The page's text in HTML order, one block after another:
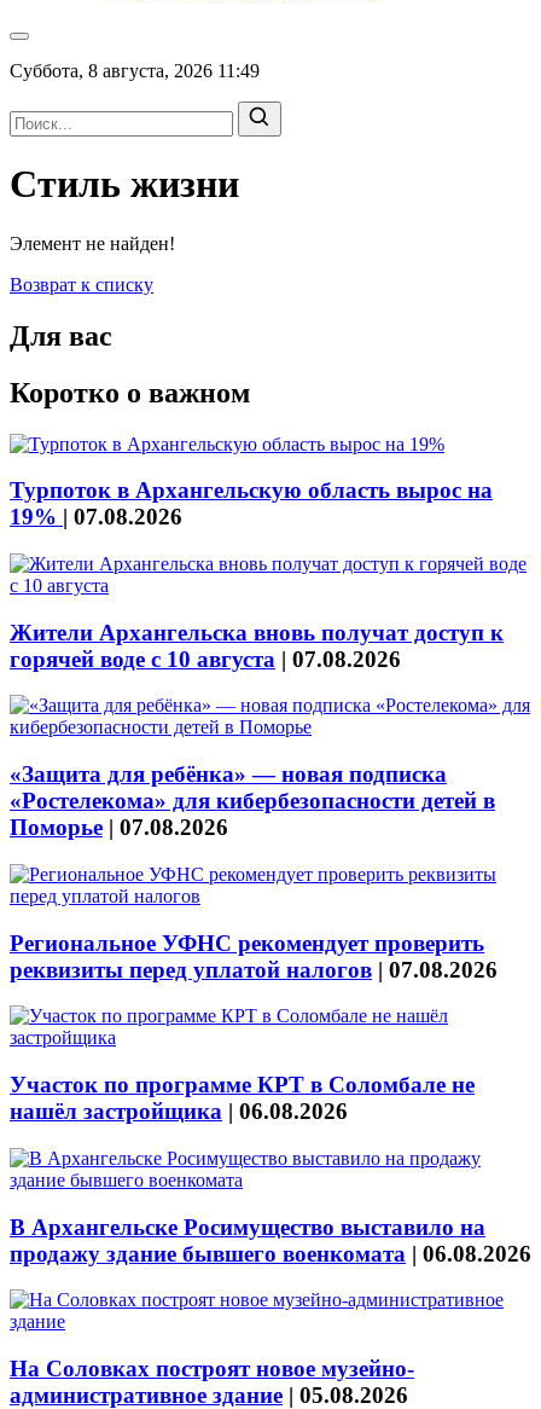
Суббота, 8 августа, 2026 11:49
Стиль жизни
Элемент не найден!
Возврат к списку
Для вас
Коротко о важном
Турпоток в Архангельскую область вырос на
19% | 07.08.2026
Жители Архангельска вновь получат доступ к
горячей воде с 10 августа | 07.08.2026
«Защита для ребёнка» — новая подписка
«Ростелекома» для кибербезопасности детей в
Поморье | 07.08.2026
Региональное УФНС рекомендует проверить
реквизиты перед уплатой налогов | 07.08.2026
Участок по программе КРТ в Соломбале не
нашёл застройщика | 06.08.2026
В Архангельске Росимущество выставило на
продажу здание бывшего военкомата | 06.08.2026
На Соловках построят новое музейно-
административное здание | 05.08.2026